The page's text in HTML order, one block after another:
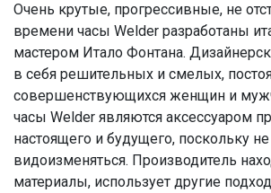
Очень крутые, прогрессивные, не
времени часы Welder разработаны
мастером Итало Фонтана.
в себя решительных и смелых,
совершенствующихся женщин и
часы Welder являются аксессуаром
настоящего и будущего, поскольку
видоизменяться. Производитель
материалы, использует другие